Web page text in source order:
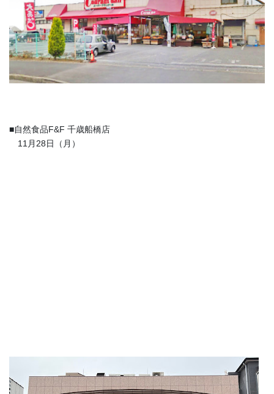
■自然食品F&F 千歳船橋店
11月28日（月）